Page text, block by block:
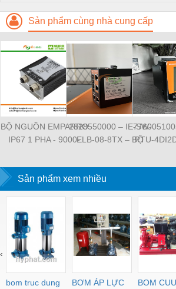
Sản phẩm cùng nhà cung cấp
BỘ NGUỒN EMPARRO
IP67 1 PHA - 9000-
EMPARRO IP67
POWER SUPPLY 1-
PHASE
2828550000 – IE-SW-
ELB-08-8TX – BỘ
RJ45 – WEIDMULLER
RTU-
ĐO
Sản phẩm xem nhiều
bom truc dung
BƠM ÁP LỰC
BOM
‹